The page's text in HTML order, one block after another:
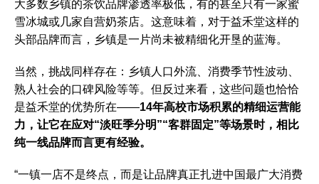
大多数乡镇的茶饮品牌渗透率极低，有的甚至只有一家蜜
雪冰城或几家自营奶茶店。这意味着，对于益禾堂这样的
头部品牌而言，乡镇是一片尚未被精细化开垦的蓝海。
当然，挑战同样存在：乡镇人口外流、消费季节性波动、
熟人社会的口碑风险等等。但反过来看，这些问题也恰恰
是益禾堂的优势所在——14年高校市场积累的精细运营能
力，让它在应对“淡旺季分明”“客群固定”等场景时，相比
纯一线品牌而言更有经验。
“一镇一店不是终点，而是让品牌真正扎进中国最广大消费